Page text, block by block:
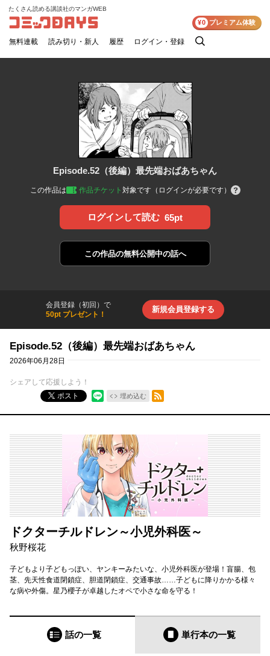
コミックDAYS
たくさん読める講談社のマンガWEB
無料連載 読み切り・新人 履歴 ログイン・登録
検
¥0 プレミアム体験
Episode.52（後編）最先端おばあちゃん
この作品は 作品チケット 対象です（ログインが必要です）
ログインして読む 65pt
この作品の無料公開中の話へ
会員登録（初回）で
50pt プレゼント！
新規会員登録する
Episode.52（後編）最先端おばあちゃん
2026年06月28日
シェアして応援しよう！
ポスト
埋め込む
RSSフィード
ドクターチルドレン～小児外科医～
秋野桜花
子どもより子どもっぽい、ヤンキーみたいな、小児外科医が登場！盲腸、包
茎、先天性食道閉鎖症、胆道閉鎖症、交通事故……子どもに降りかかる様々
な病や外傷。星乃櫻子が卓越したオペで小さな命を守る！
話の一覧 単行本の一覧